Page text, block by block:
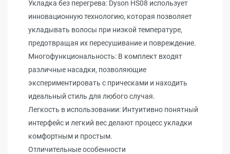
Укладка без перегрева: Dyson HS08 использует
инновационную технологию, которая позволяет
укладывать волосы при низкой температуре,
предотвращая их пересушивание и повреждение.
Многофункциональность: В комплект входят
различные насадки, позволяющие
экспериментировать с прическами и находить
идеальный стиль для любого случая.
Легкость в использовании: Интуитивно понятный
интерфейс и легкий вес делают процесс укладки
комфортным и простым.
Отличительные особенности